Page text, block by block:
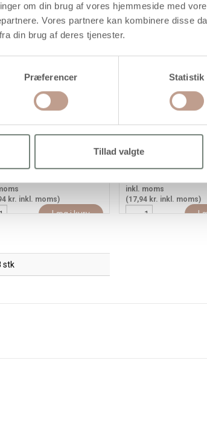
om din brug af vores hjemmeside med
Vores partnere kan kombinere disse
din brug af deres tjenester.
Præferencer Statistik
Tillad valgte
kr. inkl. moms)
Læg i kurv
Modellérpinde, L: 14,5
inkl. moms
(17,94 kr. inkl. moms)
stk